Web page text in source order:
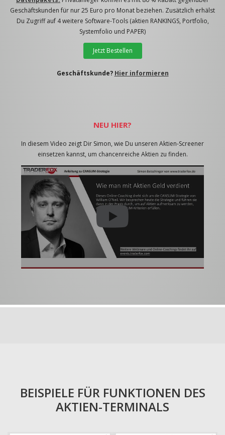
Geschäftskunden für nur 25 Euro pro Monat beziehen. Zusätzlich erhälst
Du Zugriff auf 4 weitere Software-Tools (aktien RANKINGS, Portfolio,
Systemfolio und PAPER)
Jetzt Bestellen
Geschäftskunde? Hier informieren
NEU HIER?
In diesem Video zeigt Dir Simon, wie Du unseren Aktien-Screener
einsetzen kannst, um chancenreiche Aktien zu finden.
BEISPIELE FÜR FUNKTIONEN DES
AKTIEN-TERMINALS